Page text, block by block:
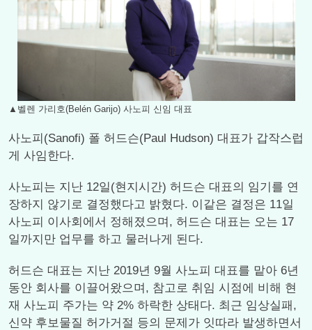
▲벨렌 가리호(Belén Garijo) 사노피 신임 대표
사노피(Sanofi) 폴 허드슨(Paul Hudson) 대표가 갑작스럽
게 사임한다.
사노피는 지난 12일(현지시간) 허드슨 대표의 임기를 연
장하지 않기로 결정했다고 밝혔다. 이같은 결정은 11일
사노피 이사회에서 정해졌으며, 허드슨 대표는 오는 17
일까지만 업무를 하고 물러나게 된다.
허드슨 대표는 지난 2019년 9월 사노피 대표를 맡아 6년
동안 회사를 이끌어왔으며, 참고로 취임 시점에 비해 현
재 사노피 주가는 약 2% 하락한 상태다. 최근 임상실패,
신약 후보물질 허가거절 등의 문제가 잇따라 발생하면서